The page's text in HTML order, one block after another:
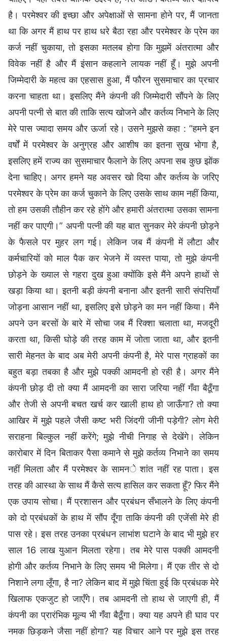
है। परमेश्वर की इच्छा और अपेक्षाओं से सामना होने पर, मैं जानता
था कि अगर मैं हाथ पर हाथ धरे बैठा रहा और परमेश्वर के प्रेम का
कर्ज नहीं चुकाया, तो इसका मतलब होगा कि मुझमें अंतरात्मा और
विवेक नहीं है और मैं इंसान कहलाने लायक नहीं हूँ। मुझे अपनी
जिम्मेदारी के महत्व का एहसास हुआ, मैं फौरन सुसमाचार का प्रचार
करना चाहता था। इसलिए मैंने कंपनी की जिम्मेदारी सौंपने के लिए
अपनी पत्नी से बात की ताकि सत्य खोजने और कर्तव्य निभाने के लिए
मेरे पास ज्यादा समय और ऊर्जा रहे। उसने मुझसे कहा : “हमने इन
वर्षों में परमेश्वर के अनुग्रह और आशीष का इतना सुख भोगा है,
इसलिए हमें राज्य का सुसमाचार फैलाने के लिए अपना सब कुछ झोंक
देना चाहिए। अगर हमने यह अवसर खो दिया और कर्तव्य के जरिए
परमेश्वर के प्रेम का कर्ज चुकाने के लिए उसके साथ काम नहीं किया,
तो हम उसकी तौहीन कर रहे होंगे और हमारी अंतरात्मा उसका सामना
नहीं कर पाएगी।” अपनी पत्नी की यह बात सुनकर मेरे कंपनी छोड़ने
के फैसले पर मुहर लग गई। लेकिन जब मैं कंपनी में लौटा और
कर्मचारियों को माल पैक कर भेजने में व्यस्त पाया, तो मुझे कंपनी
छोड़ने के ख्याल से गहरा दुख हुआ क्योंकि इसे मैंने अपने हाथों से
खड़ा किया था। इतनी बड़ी कंपनी बनाना और इतनी सारी संपत्तियाँ
जोड़ना आसान नहीं था, इसलिए इसे छोड़ने का मन नहीं किया। मैंने
अपने उन बरसों के बारे में सोचा जब मैं रिक्शा चलाता था, मजदूरी
करता था, किसी घोड़े की तरह काम में जोता जाता था, और इतनी
सारी मेहनत के बाद अब मेरी अपनी कंपनी है, मेरे पास ग्राहकों का
बहुत बड़ा तबका है और मुझे पक्की आमदनी हो रही है। अगर मैंने
कंपनी छोड़ दी तो क्या मैं आमदनी का सारा जरिया नहीं गँवा बैठूँगा
और तेजी से अपनी बचत खर्च कर खाली हाथ हो जाऊँगा? तो क्या
आखिर में मुझे पहले जैसी कष्ट भरी जिंदगी जीनी पड़ेगी? लोग मेरी
सराहना बिल्कुल नहीं करेंगे; मुझे नीची निगाह से देखेंगे। लेकिन
कारोबार में दिन बिताकर पैसा कमाने से मुझे कर्तव्य निभाने का समय
नहीं मिलता और मैं परमेश्वर के सामने शांत नहीं रह पाता। इस
तरह की आस्था के साथ मैं कैसे सत्य हासिल कर सकता हूँ? फिर मैंने
एक उपाय सोचा। मैं प्रशासन और प्रबंधन सँभालने के लिए कंपनी
को दो प्रबंधकों के हाथ में सौंप दूँगा ताकि कंपनी की एजेंसी मेरे ही
पास रहे। इस तरह उनका प्रबंधन लाभांश घटाने के बाद भी मुझे हर
साल 16 लाख युआन मिलता रहेगा। तब मेरे पास पक्की आमदनी
होगी और कर्तव्य निभाने के लिए समय भी मिलेगा। मैं एक तीर से दो
निशाने लगा लूँगा, है ना? लेकिन बाद में मुझे चिंता हुई कि प्रबंधक मेरे
खिलाफ एकजुट हो जाएँगे। तब आमदनी तो हाथ से जाएगी ही, मैं
कंपनी का प्रारंभिक मूल्य भी गँवा बैठूँगा। क्या यह अपने ही घाव पर
नमक छिड़कने जैसा नहीं होगा? यह विचार आने पर मुझे इस तरह